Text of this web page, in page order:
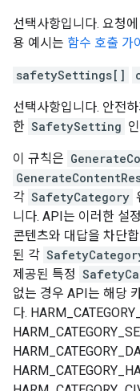
선택사항입니다. 요청
용 예시는 함수 호출 가
safetySettings[]
선택사항입니다. 안전
한 SafetySetting
이 규칙은
각 SafetyCategory
니다. API는 이러한 설
콘텐츠와 대답을 차단
된 각
제공된 특정
없는 경우 API는 해당
다.